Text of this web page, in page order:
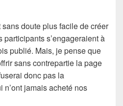
doute plus facile de créer
s’engageraient à
publié. Mais, je pense que
sans contrepartie la page
donc pas la
jamais acheté nos